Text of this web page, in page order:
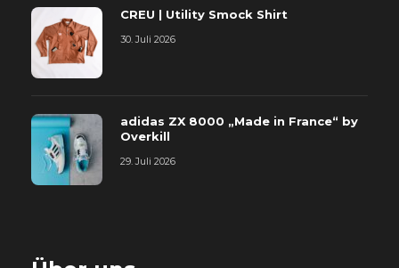
CREU | Utility Smock Shirt
30. Juli 2026
adidas ZX 8000 „Made in France“ by
Overkill
29. Juli 2026